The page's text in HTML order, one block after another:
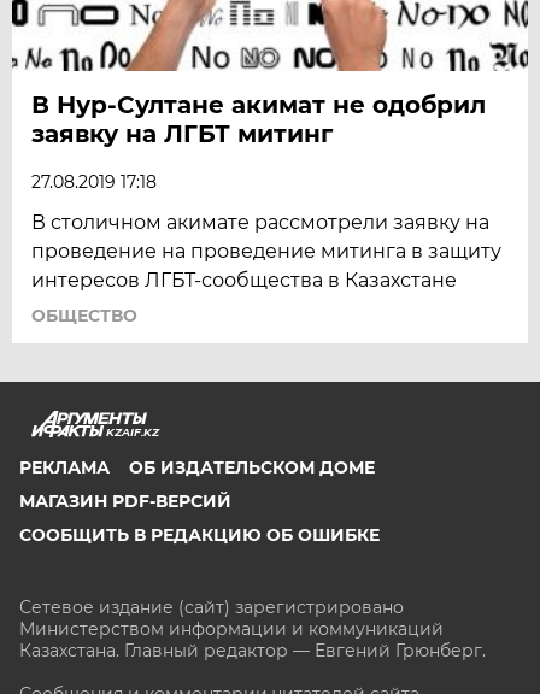
В Нур-Султане акимат не одобрил
заявку на ЛГБТ митинг
27.08.2019 17:18
В столичном акимате рассмотрели заявку на
проведение на проведение митинга в защиту
интересов ЛГБТ-сообщества в Казахстане
ОБЩЕСТВО
KZAIF.KZ
РЕКЛАМА
ОБ ИЗДАТЕЛЬСКОМ ДОМЕ
МАГАЗИН PDF-ВЕРСИЙ
СООБЩИТЬ В РЕДАКЦИЮ ОБ ОШИБКЕ
Сетевое издание (сайт) зарегистрировано
Министерством информации и коммуникаций
Казахстана. Главный редактор — Евгений Грюнберг.